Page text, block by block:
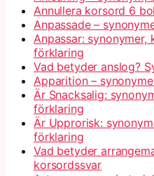
Annullera korsord 6
Anpassade –
Anpassar:
förklaring
Vad betyder anslog?
Apparition –
Är Snacksalig:
förklaring
Är Upprorisk:
förklaring
Vad betyder
korsordssvar